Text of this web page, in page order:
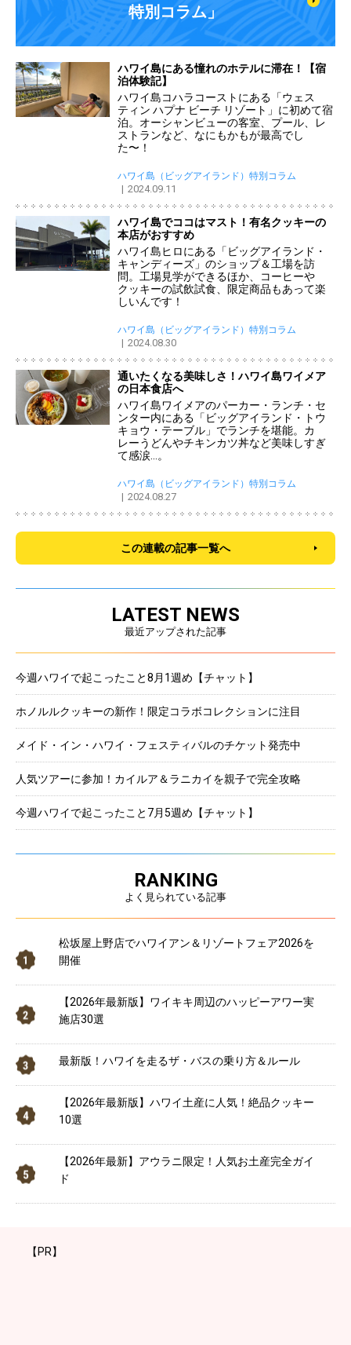
特別コラム」
ハワイ島にある憧れのホテルに滞在！【宿
泊体験記】
ハワイ島コハラコーストにある「ウェス
ティン ハプナ ビーチ リゾート」に初めて宿
泊。オーシャンビューの客室、プール、レ
ストランなど、なにもかもが最高でし
た〜！
ハワイ島（ビッグアイランド）特別コラム
2024.09.11
ハワイ島でココはマスト！有名クッキーの
本店がおすすめ
ハワイ島ヒロにある「ビッグアイランド・
キャンディーズ」のショップ＆工場を訪
問。工場見学ができるほか、コーヒーや
クッキーの試飲試食、限定商品もあって楽
しいんです！
ハワイ島（ビッグアイランド）特別コラム
2024.08.30
通いたくなる美味しさ！ハワイ島ワイメア
の日本食店へ
ハワイ島ワイメアのパーカー・ランチ・セ
ンター内にある「ビッグアイランド・トウ
キョウ・テーブル」でランチを堪能。カ
レーうどんやチキンカツ丼など美味しすぎ
て感涙…。
ハワイ島（ビッグアイランド）特別コラム
2024.08.27
この連載の記事一覧へ
LATEST NEWS
最近アップされた記事
今週ハワイで起こったこと8月1週め【チャット】
ホノルルクッキーの新作！限定コラボコレクションに注目
メイド・イン・ハワイ・フェスティバルのチケット発売中
人気ツアーに参加！カイルア＆ラニカイを親子で完全攻略
今週ハワイで起こったこと7月5週め【チャット】
RANKING
よく見られている記事
松坂屋上野店でハワイアン＆リゾートフェア2026を
開催
【2026年最新版】ワイキキ周辺のハッピーアワー実
施店30選
最新版！ハワイを走るザ・バスの乗り方＆ルール
【2026年最新版】ハワイ土産に人気！絶品クッキー
10選
【2026年最新】アウラニ限定！人気お土産完全ガイ
ド
【PR】